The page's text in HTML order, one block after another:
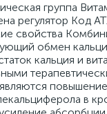
группа
регулятор Код
свойства
обмен
кальция и
в